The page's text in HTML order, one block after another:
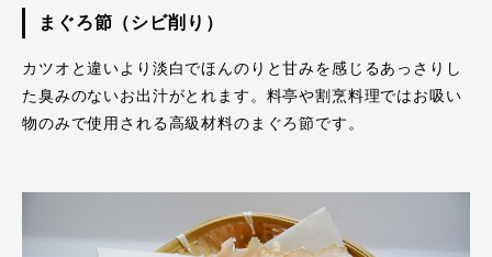
まぐろ節（シビ削り）
カツオと違いより淡白でほんのりと甘みを感じるあっさりし
た臭みのないお出汁がとれます。料亭や割烹料理ではお吸い
物のみで使用される高級材料のまぐろ節です。